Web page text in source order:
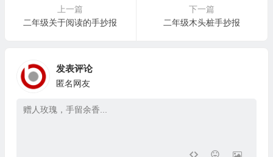
上一篇
二年级关于阅读的手抄报
下一篇
二年级木头桩手抄报
发表评论
匿名网友